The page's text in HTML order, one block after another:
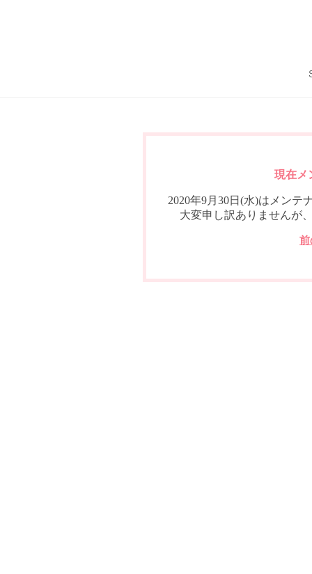
現在メ
2020年9月30日(水)はメンテ
大変申し訳ありませんが
前